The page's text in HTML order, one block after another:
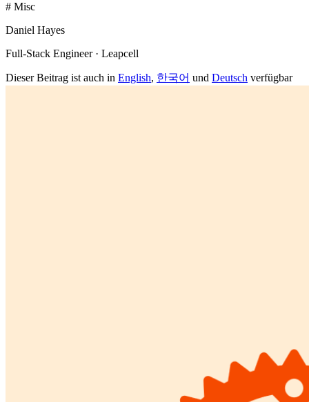
# Misc
Daniel Hayes
Full-Stack Engineer · Leapcell
Dieser Beitrag ist auch in English, 한국어 und Deutsch verfügbar